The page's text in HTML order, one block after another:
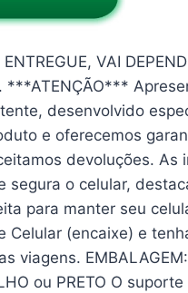
VAI
***ATENÇÃO***
desenvolvido
e oferecemos
devoluções. As
segura o celular,
para manter seu
Celular (encaixe) e
viagens.
ou PRETO O